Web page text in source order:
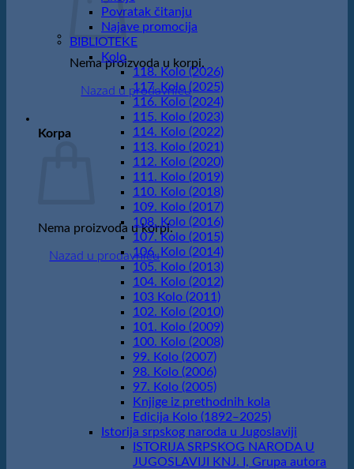
Nema proizvoda u korpi.
Nazad u prodavnicu
Korpa
Nema proizvoda u korpi.
Nazad u prodavnicu
Povratak čitanju
Najave promocija
BIBLIOTEKE
Kolo
118. Kolo (2026)
117. Kolo (2025)
116. Kolo (2024)
115. Kolo (2023)
114. Kolo (2022)
113. Kolo (2021)
112. Kolo (2020)
111. Kolo (2019)
110. Kolo (2018)
109. Kolo (2017)
108. Kolo (2016)
107. Kolo (2015)
106. Kolo (2014)
105. Kolo (2013)
104. Kolo (2012)
103 Kolo (2011)
102. Kolo (2010)
101. Kolo (2009)
100. Kolo (2008)
99. Kolo (2007)
98. Kolo (2006)
97. Kolo (2005)
Knjige iz prethodnih kola
Edicija Kolo (1892‒2025)
Istorija srpskog naroda u Jugoslaviji
ISTORIJA SRPSKOG NARODA U
JUGOSLAVIJI KNJ. I, Grupa autora